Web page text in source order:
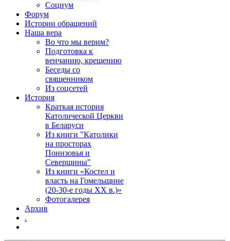
Социум
Форум
Истории обращений
Наша вера
Во что мы верим?
Подготовка к
венчанию, крещению
Беседы со
священником
Из соцсетей
История
Краткая история
Католической Церкви
в Беларуси
Из книги "Католики
на просторах
Понизовья и
Северщины"
Из книги «Костел и
власть на Гомельщине
(20-30-е годы ХХ в.)»
Фотогалерея
Архив
.